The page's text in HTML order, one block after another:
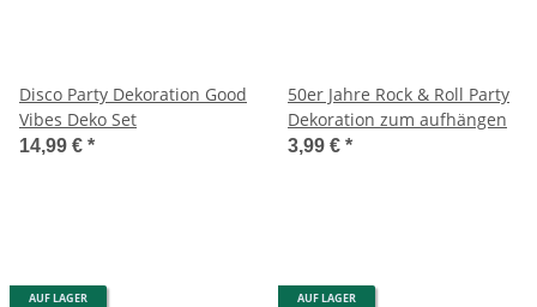
Disco Party Dekoration Good
Vibes Deko Set
14,99 € *
50er Jahre Rock & Roll Party
Dekoration zum aufhängen
3,99 € *
AUF LAGER AUF LAGER